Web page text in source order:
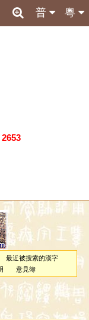
粵
普
2653
最近被搜索的漢字
意見簿